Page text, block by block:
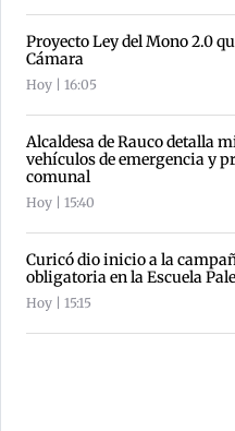
Proyecto Ley del Mono 2.0
Cámara
Hoy | 16:05
Alcaldesa de Rauco detalla
vehículos de emergencia y
comunal
Hoy | 15:40
Curicó dio inicio a la
obligatoria en la Escuela
Hoy | 15:15